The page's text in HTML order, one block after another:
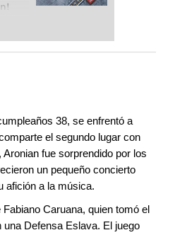
38, se enfrentó a
el segundo lugar con
fue sorprendido por los
un pequeño concierto
afición a la música.
Caruana, quien tomó el
Defensa Eslava. El juego